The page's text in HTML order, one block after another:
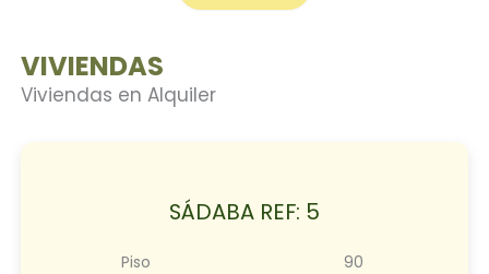
Ferretería
Carpintería
VIVIENDAS
Viviendas en Alquiler
SÁDABA REF: 5
Piso 90